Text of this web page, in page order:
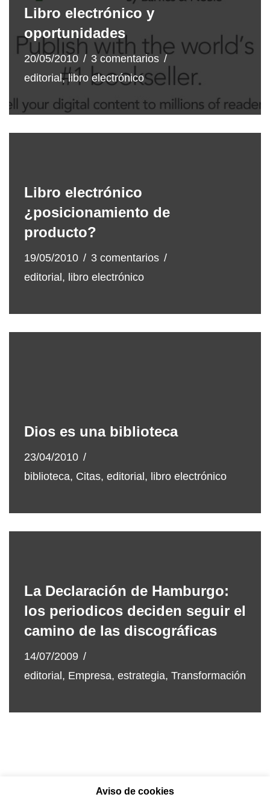
Libro electrónico y
oportunidades
20/05/2010
3 comentarios
editorial,libro electrónico
Libro electrónico
¿posicionamiento de
producto?
19/05/2010
3 comentarios
editorial , libro electrónico
Dios es una biblioteca
23/04/2010
biblioteca, Citas, editorial , libro electrónico
La Declaración de Hamburgo:
los periodicos deciden seguir el
camino de las discográficas
14/07/2009
editorial , Empresa, estrategia, Transformación
Aviso de cookies